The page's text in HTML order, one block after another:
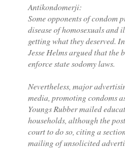
Antikondomerji:
Some opponents of condom
disease of homosexuals and
getting what they deserved.
Jesse Helms argued that the
enforce state sodomy laws.
Nevertheless, major
media, promoting condoms
Youngs Rubber mailed
households, although the
court to do so, citing a
mailing of unsolicited